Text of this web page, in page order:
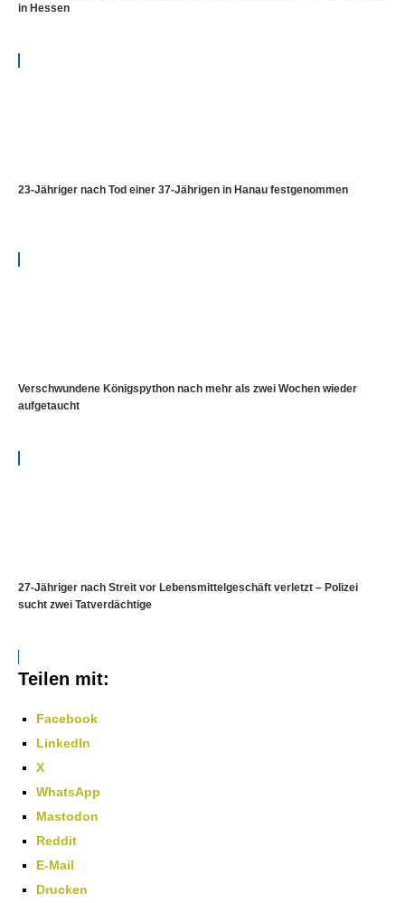
in Hessen
23-Jähriger nach Tod einer 37-Jährigen in Hanau festgenommen
Verschwundene Königspython nach mehr als zwei Wochen wieder
aufgetaucht
27-Jähriger nach Streit vor Lebensmittelgeschäft verletzt – Polizei
sucht zwei Tatverdächtige
Teilen mit:
Facebook
LinkedIn
X
WhatsApp
Mastodon
Reddit
E-Mail
Drucken